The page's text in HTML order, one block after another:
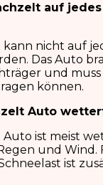
auf
kann nicht auf
Das Auto
und muss
können.
Auto
Auto ist meist
und Wind.
ist